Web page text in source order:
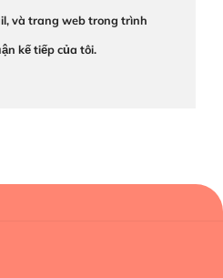
và trang web trong trình
kế tiếp của tôi.